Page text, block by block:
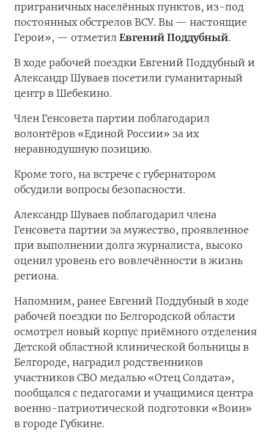
приграничных населённых пунктов, из-под
постоянных обстрелов ВСУ. Вы — настоящие
Герои», — отметил Евгений Поддубный.
В ходе рабочей поездки Евгений Поддубный и
Александр Шуваев посетили гуманитарный
центр в Шебекино.
Член Генсовета партии поблагодарил
волонтёров «Единой России» за их
неравнодушную позицию.
Кроме того, на встрече с губернатором
обсудили вопросы безопасности.
Александр Шуваев поблагодарил члена
Генсовета партии за мужество, проявленное
при выполнении долга журналиста, высоко
оценил уровень его вовлечённости в жизнь
региона.
Напомним, ранее Евгений Поддубный в ходе
рабочей поездки по Белгородской области
осмотрел новый корпус приёмного отделения
Детской областной клинической больницы в
Белгороде, наградил родственников
участников СВО медалью «Отец Солдата»,
пообщался с педагогами и учащимися центра
военно-патриотической подготовки «Воин»
в городе Губкине.